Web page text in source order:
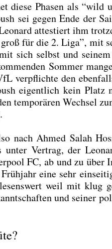
die­se Pha­sen als “wild
sei gegen Ende der
attes­tiert ihm
für die 2. Liga”, mit
sich selbst und
Som­mer
ver­pflich­te den
eigent­lich kein Platz
tem­po­rä­ren Wech­sel
nach Ahmed Salah
Ver­trag, der
FC, ab und zu über
eine sehr
weil mit klug
und sei­ner